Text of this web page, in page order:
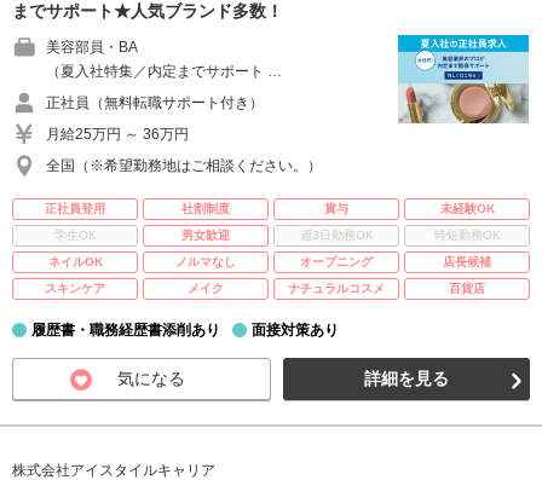
までサポート★人気ブランド多数！
美容部員・BA
（夏入社特集／内定までサポート …
正社員（無料転職サポート付き）
月給25万円 ～ 36万円
全国（※希望勤務地はご相談ください。）
正社員登用 社割制度 賞与
未経験OK
学生OK
男女歓迎 週3日勤務OK
時短勤務OK
ネイルOK
ノルマなし オープニング
店長候補
スキンケア
メイク ナチュラルコスメ 百貨店
履歴書・職務経歴書添削あり 面接対策あり
気になる 詳細を見る
株式会社アイスタイルキャリア